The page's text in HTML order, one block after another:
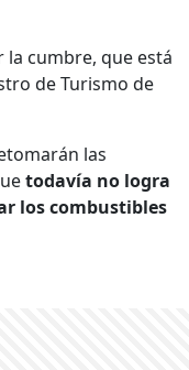
cumbre, que está
de Turismo de
las
todavía no logra
los combustibles